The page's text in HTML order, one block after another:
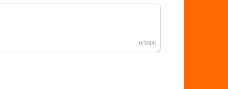
0/1000